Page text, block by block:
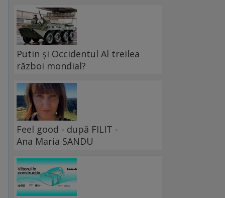
Putin și Occidentul Al treilea
război mondial?
Feel good - după FILIT -
Ana Maria SANDU